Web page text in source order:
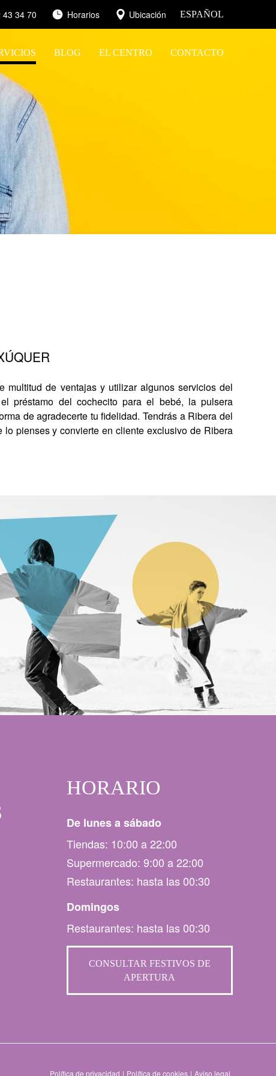
43 34 70 Horarios Ubicación ESPAÑOL
BLOG EL CENTRO CONTACTO
multitud de ventajas y utilizar algunos servicios del
préstamo del cochecito para el bebé, la pulsera
de agradecerte tu fidelidad. Tendrás a Ribera del
lo pienses y convierte en cliente exclusivo de Ribera
HORARIO
De lunes a sábado
Tiendas: 10:00 a 22:00
Supermercado: 9:00 a 22:00
Restaurantes: hasta las 00:30
Domingos
Restaurantes: hasta las 00:30
CONSULTAR FESTIVOS DE
APERTURA
Política de privacidad | Política de cookies | Aviso legal